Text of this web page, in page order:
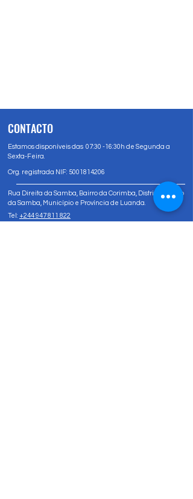
CONTACTO
Estamos disponíveis das 07:30 -16:30h de Segunda a
Sexta-Feira.
Org. registrada NIF: 5001814206
Rua Direita da Samba, Bairro da Corimba, Distrito Urbano
da Samba, Município e Província de Luanda.
Tel: +244 947 811 822